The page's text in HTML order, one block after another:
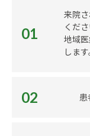
01
来院
くださ
地域
します
02 患